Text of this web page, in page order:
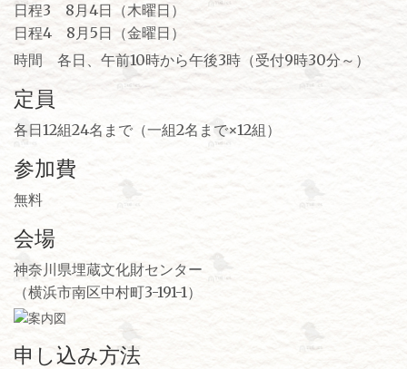
日程3 8月4日（木曜日）
日程4 8月5日（金曜日）
時間 各日、午前10時から午後3時（受付9時30分～）
定員
各日12組24名まで（一組2名まで×12組）
参加費
無料
会場
神奈川県埋蔵文化財センター
（横浜市南区中村町3-191-1）
申し込み方法